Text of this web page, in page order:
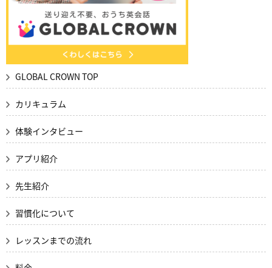
GLOBAL CROWN TOP
カリキュラム
体験インタビュー
アプリ紹介
先生紹介
習慣化について
レッスンまでの流れ